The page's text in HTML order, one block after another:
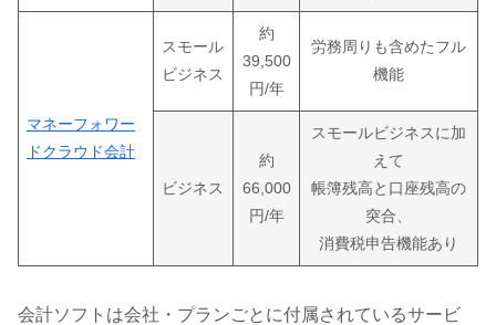
マネーフォワー
ドクラウド会計
スモール
ビジネス
約
39,500
円/年
労務周りも含めたフル
機能
ビジネス
約
66,000
円/年
スモールビジネスに加
えて
帳簿残高と口座残高の
突合、
消費税申告機能あり
会計ソフトは会社・プランごとに付属されているサービ